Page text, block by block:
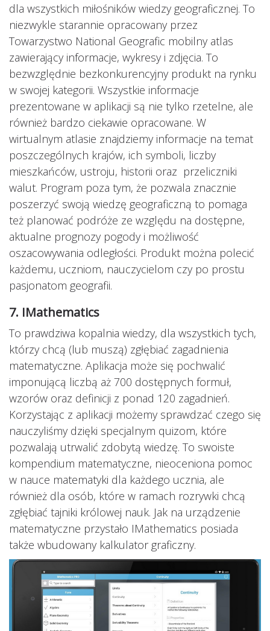
dla wszystkich miłośników wiedzy geograficznej. To
niezwykle starannie opracowany przez
Towarzystwo National Geografic mobilny atlas
zawierający informacje, wykresy i zdjęcia. To
bezwzględnie bezkonkurencyjny produkt na rynku
w swojej kategorii. Wszystkie informacje
prezentowane w aplikacji są nie tylko rzetelne, ale
również bardzo ciekawie opracowane. W
wirtualnym atlasie znajdziemy informacje na temat
poszczególnych krajów, ich symboli, liczby
mieszkańców, ustroju, historii oraz przeliczniki
walut. Program poza tym, że pozwala znacznie
poszerzyć swoją wiedzę geograficzną to pomaga
też planować podróże ze względu na dostępne,
aktualne prognozy pogody i możliwość
oszacowywania odległości. Produkt można polecić
każdemu, uczniom, nauczycielom czy po prostu
pasjonatom geografii.
7. IMathematics
To prawdziwa kopalnia wiedzy, dla wszystkich tych,
którzy chcą (lub muszą) zgłębiać zagadnienia
matematyczne. Aplikacja może się pochwalić
imponującą liczbą aż 700 dostępnych formuł,
wzorów oraz definicji z ponad 120 zagadnień.
Korzystając z aplikacji możemy sprawdzać czego się
nauczyliśmy dzięki specjalnym quizom, które
pozwalają utrwalić zdobytą wiedzę. To swoiste
kompendium matematyczne, nieoceniona pomoc
w nauce matematyki dla każdego ucznia, ale
również dla osób, które w ramach rozrywki chcą
zgłębiać tajniki królowej nauk. Jak na urządzenie
matematyczne przystało IMathematics posiada
także wbudowany kalkulator graficzny.